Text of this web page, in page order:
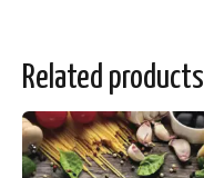
Related products